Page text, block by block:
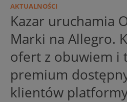
AKTUALNOŚCI
Kazar uruchamia
Marki na Allegro.
ofert z obuwiem i
premium
klientów